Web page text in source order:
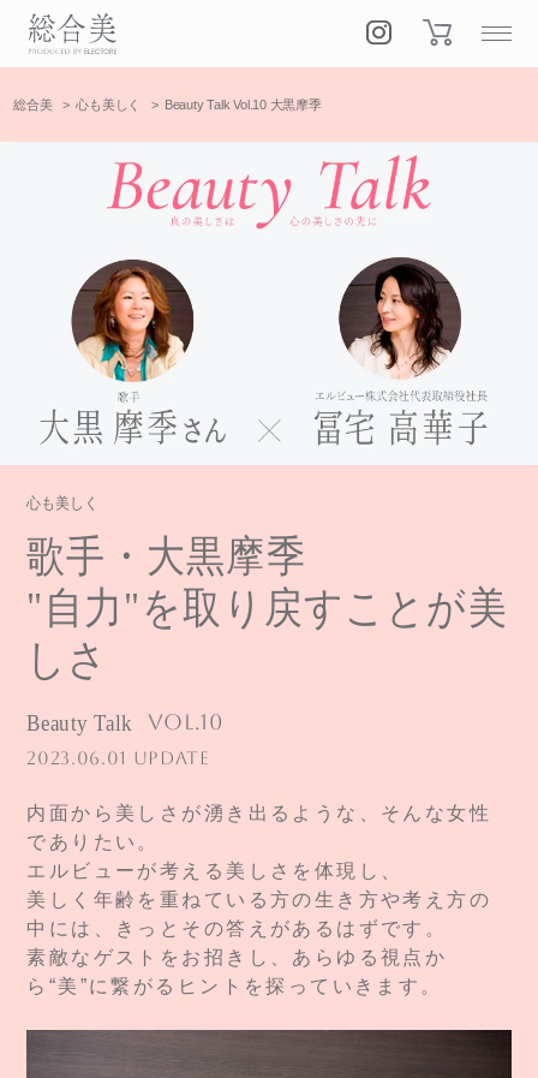
総合美 心も美しく Beauty Talk Vol.10 大黒摩季
心も美しく
歌手・大黒摩季
"自力"を取り戻すことが美
しさ
Beauty Talk Vol.10
2023.06.01 UPDATE
内面から美しさが湧き出るような、そんな女性
でありたい。
エルビューが考える美しさを体現し、
美しく年齢を重ねている方の生き方や考え方の
中には、きっとその答えがあるはずです。
素敵なゲストをお招きし、あらゆる視点か
ら“美”に繋がるヒントを探っていきます。